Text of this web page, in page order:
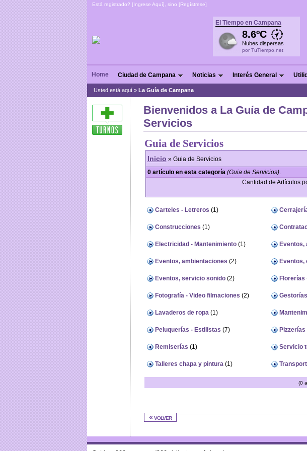
Está registrado? [Ingrese Aquí], sino [Regístrese]
El Tiempo en Campana
8.6ºC
Nubes dispersas
por TuTiempo.net
Home Ciudad de Campana Noticias Interés General
Usted está aquí » La Guía de Campana
Bienvenidos a La Guía de
Servicios
Guia de Servicios
Inicio » Guia de Servicios
0 artículo en esta categoría (Guia de Servicios).
Cantidad de Artículos
Carteles - Letreros (1)
Construcciones (1)
Electricidad - Mantenimiento(1) Eventos,
Eventos, ambientaciones (2) Eventos,
Eventos, servicio sonido(2) Florerías
Fotografía - Video filmaciones (2) Gestorías
Lavaderos de ropa(1)
Peluquerías - Estilistas (7) Pizzerías
Remiserías (1) Servicio
Talleres chapa y pintura(1)
(0
« volver